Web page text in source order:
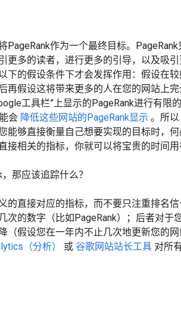
PageRank作为一个最终目标。
更多的读者，进行更多的引导，以及吸
下的假设条件下才会发挥作用：假设在
再假设这将带来更多的人在您的网站上
工具栏”上显示的PageRank进行有
会 降低这些网站的PageRank显示 。所
能够直接衡量自己想要实现的目标时，
接相关的指标，你就可以将宝贵的时间用
那应该追踪什么？
的直接对应的指标，而不要只注重排名
次的数字（比如PageRank）；后者对
（假设您在一年内不止几次地更新您的
（分析） 或 谷歌网站站长工具 对所